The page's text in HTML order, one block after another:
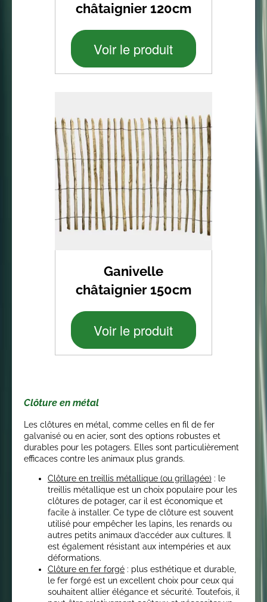
châtaignier 120cm
Voir le produit
Ganivelle
châtaignier 150cm
Voir le produit
Clôture en métal
Les clôtures en métal, comme celles en fil de fer
galvanisé ou en acier, sont des options robustes et
durables pour les potagers. Elles sont particulièrement
efficaces contre les animaux plus grands.
Clôture en treillis métallique (ou grillagée) : le
treillis métallique est un choix populaire pour les
clôtures de potager, car il est économique et
facile à installer. Ce type de clôture est souvent
utilisé pour empêcher les lapins, les renards ou
autres petits animaux d’accéder aux cultures. Il
est également résistant aux intempéries et aux
déformations.
Clôture en fer forgé : plus esthétique et durable,
le fer forgé est un excellent choix pour ceux qui
souhaitent allier élégance et sécurité. Toutefois, il